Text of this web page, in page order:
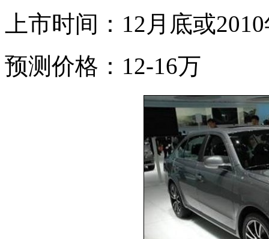
上市时间：12月底或
预测价格：12-16万